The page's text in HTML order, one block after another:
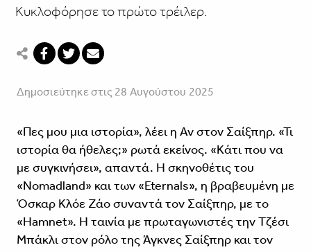
Κυκλοφόρησε το πρώτο τρέιλερ.
Δημοσιεύτηκε στις 28 Αυγούστου 2025
«Πες μου μια ιστορία», λέει η Αν στον Σαίξπηρ. «Τι
ιστορία θα ήθελες;» ρωτά εκείνος. «Κάτι που να
με συγκινήσει», απαντά. Η σκηνοθέτις του
«Nomadland» και των «Eternals», η βραβευμένη με
Όσκαρ Κλόε Ζάο συναντά τον Σαίξπηρ, με το
«Hamnet». Η ταινία με πρωταγωνιστές την Τζέσι
Μπάκλι στον ρόλο της Άγκνες Σαίξπηρ και τον